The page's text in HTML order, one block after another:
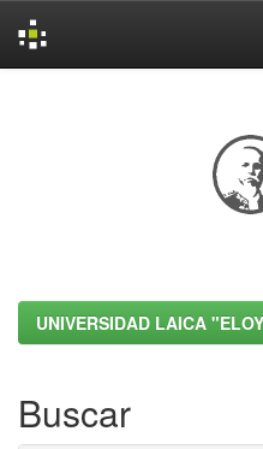
UNIVERSIDAD LAICA
Buscar